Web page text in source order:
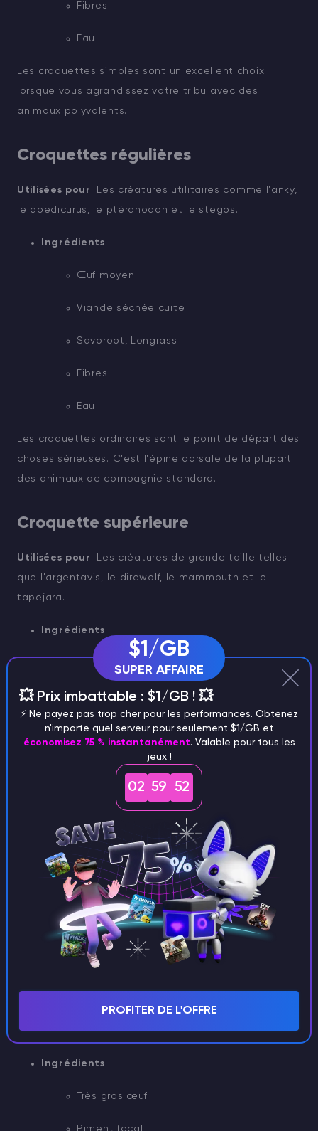
Fibres
Eau
Les croquettes simples sont un excellent choix
lorsque vous agrandissez votre tribu avec des
animaux polyvalents.
Croquettes régulières
Utilisées pour : Les créatures utilitaires comme l'anky,
le doedicurus, le ptéranodon et le stegos.
Ingrédients:
Œuf moyen
Viande séchée cuite
Savoroot, Longrass
Fibres
Eau
Les croquettes ordinaires sont le point de départ des
choses sérieuses. C'est l'épine dorsale de la plupart
des animaux de compagnie standard.
Croquette supérieure
Utilisées pour : Les créatures de grande taille telles
que l'argentavis, le direwolf, le mammouth et le
tapejara.
Ingrédients:
Gros œuf
Viande séchée de première qualité
Citronal
Champignons rares
Fibre
Eau
Ce niveau est essentiel pour apprivoiser des alliés
puissants qui vous aideront à récolter, à voler ou à
combattre.
: Les animaux massifs comme les brontos,
les rex et les spinosaurus.
Ingrédients:
Très gros œuf
Piment focal
$1/GB
SUPER AFFAIRE
💥 Prix imbattable : $1/GB ! 💥
⚡️ Ne payez pas trop cher pour les performances. Obtenez
n'importe quel serveur pour seulement $1/GB et
économisez 75 % instantanément. Valable pour tous les
jeux !
02 59 50
PROFITER DE L'OFFRE